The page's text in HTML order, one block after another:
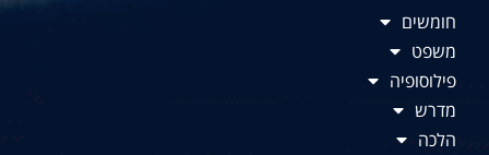
חומשים
משפט
פילוסופיה
מדרש
הלכה